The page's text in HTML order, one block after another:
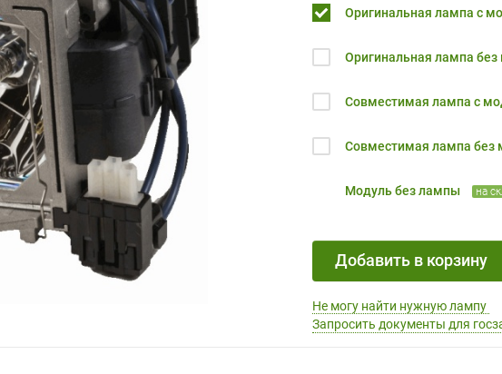
Оригинальная лампа с
Оригинальная лампа без
Совместимая лампа с
Совместимая лампа без
Модуль без лампы на
Добавить в корзину
Не могу найти нужную лампу
Запросить документы для